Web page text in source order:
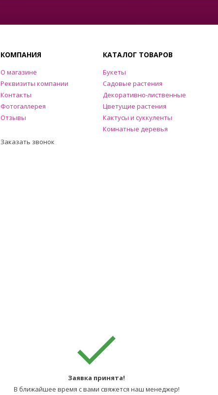
КОМПАНИЯ
О магазине
Реквизиты компании
Контакты
Фотогаллерея
Отзывы
КАТАЛОГ ТОВАРОВ
Букеты
Садовые растения
Декоративно-лиственные
Цветущие растения
Кактусы и суккуленты
Комнатные деревья
Заказать звонок
Заявка принята!
В ближайшее время с вами свяжется наш менеджер!